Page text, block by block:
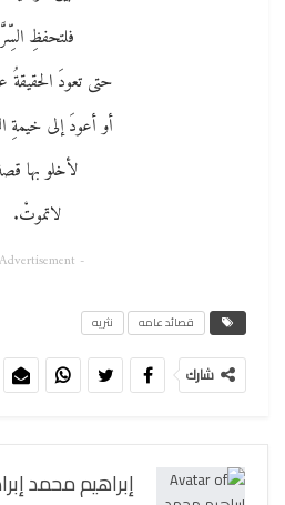
فلتحفظِ السِّرَّ
حتى تعودَ الحقيقةُ
أو أعودَ إلى خيمةِ
لأخلو بها
لاتموتْ.
-
قصائد عامه نثريه
شارك
إبراهيم محمد